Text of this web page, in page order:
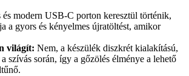
és modern USB-C porton keresztül történik,
a gyors és kényelmes újratöltést, amikor
világít: Nem, a készülék diszkrét kialakítású,
szívás során, így a gőzölés élménye a lehető